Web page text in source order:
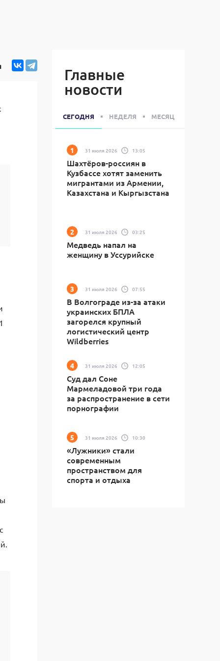
Главные
новости
СЕГОДНЯ НЕДЕЛЯ МЕСЯЦ
31 июля 2026 13:05
Шахтёров-россиян в
Кузбассе хотят заменить
мигрантами из Армении,
Казахстана и Кыргызстана
31 июля 2026 03:25
Медведь напал на
женщину в Уссурийске
31 июля 2026 07:55
В Волгограде из-за атаки
украинских БПЛА
загорелся крупный
логистический центр
Wildberries
31 июля 2026 12:05
Суд дал Соне
Мармеладовой три года
за распространение в сети
порнографии
31 июля 2026 10:30
«Лужники» стали
современным
пространством для
спорта и отдыха